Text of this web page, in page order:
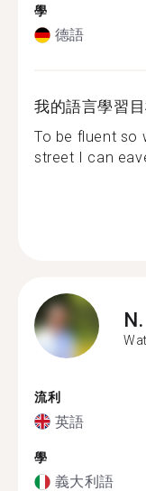
學
德語
我的語言學習
To be fluent so
street I can
N.
流利
英語
學
義大利語